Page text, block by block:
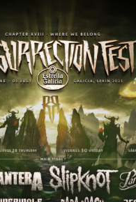
Berria egunkarian
Arrosaren 20 urteez
2021/07/06
Hala Bedi irratiko
Arrosaren 20 urteez
2021/07/03